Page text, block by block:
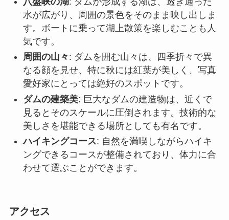
ダムの建築美 : 巨大なダムの建造物は、近くで
見るとそのスケールに圧倒されます。技術的な
美しさを堪能できる場所としても有名です。
ハイキングコース: 自然を満喫しながらハイキ
ングできるコースが整備されており、体力に合
わせて選ぶことができます。
アクセス
八盤峡ダムへは、主に臨夏市を起点に訪れること
からは現地の公共交通機関やタクシーを利用する